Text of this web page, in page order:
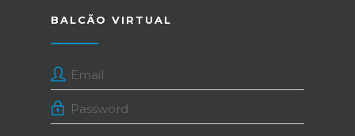
BALCÃO VIRTUAL